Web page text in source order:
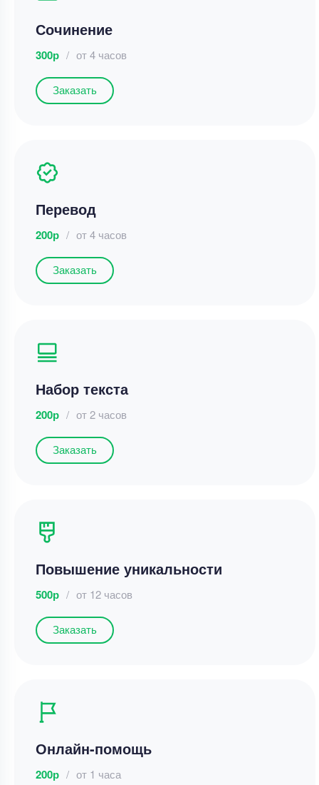
Сочинение
300р / от 4 часов
Заказать
Перевод
200р / от 4 часов
Заказать
Набор текста
200р / от 2 часов
Заказать
Повышение уникальности
500р / от 12 часов
Заказать
Онлайн-помощь
200р / от 1 часа